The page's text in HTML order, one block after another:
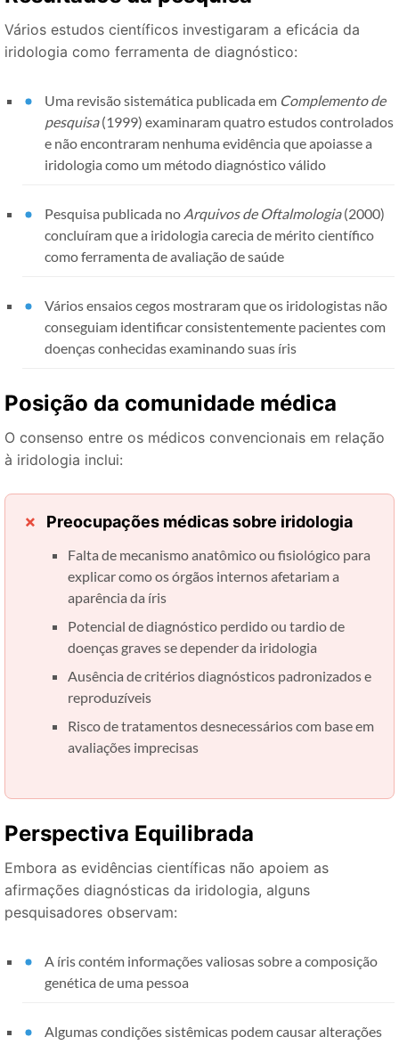
Vários estudos científicos investigaram a eficácia da
iridologia como ferramenta de diagnóstico:
Uma revisão sistemática publicada em Complemento de
pesquisa(1999) examinaram quatro estudos controlados
e não encontraram nenhuma evidência que apoiasse a
iridologia como um método diagnóstico válido
Pesquisa publicada no Arquivos de Oftalmologia(2000)
concluíram que a iridologia carecia de mérito científico
como ferramenta de avaliação de saúde
Vários ensaios cegos mostraram que os iridologistas não
conseguiam identificar consistentemente pacientes com
doenças conhecidas examinando suas íris
Posição da comunidade médica
O consenso entre os médicos convencionais em relação
à iridologia inclui:
Preocupações médicas sobre iridologia
Falta de mecanismo anatômico ou fisiológico para
explicar como os órgãos internos afetariam a
aparência da íris
Potencial de diagnóstico perdido ou tardio de
doenças graves se depender da iridologia
Ausência de critérios diagnósticos padronizados e
reproduzíveis
Risco de tratamentos desnecessários com base em
avaliações imprecisas
Perspectiva Equilibrada
Embora as evidências científicas não apoiem as
afirmações diagnósticas da iridologia, alguns
pesquisadores observam:
A íris contém informações valiosas sobre a composição
genética de uma pessoa
Algumas condições sistêmicas podem causar alterações